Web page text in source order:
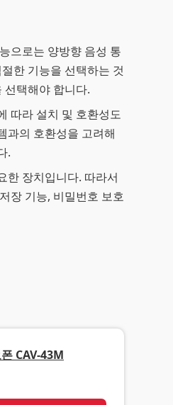
으로는 양방향 음성 통
한 기능을 선택하는 것
선택해야 합니다.
따라 설치 및 호환성도
과의 호환성을 고려해
.
한 장치입니다. 따라서
장 기능, 비밀번호 보호
CAV-43M